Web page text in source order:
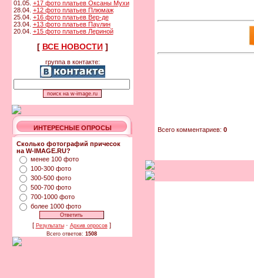
01.05. +17 фото платьев Оксаны Мухи
28.04. +12 фото платьев Плюмаж
25.04. +16 фото платьев Вер-де
23.04. +13 фото платьев Паулин
20.04. +15 фото платьев Лериной
[ ВСЕ НОВОСТИ]
группа в контакте:
ИНТЕРЕСНЫЕ ОПРОСЫ
Сколько фотографий причесок
на W-IMAGE.RU?
менее 100 фото
100-300 фото
300-500 фото
500-700 фото
700-1000 фото
более 1000 фото
[ Результаты· Архив опросов]
Всего ответов: 1508
Всего комментариев: 0